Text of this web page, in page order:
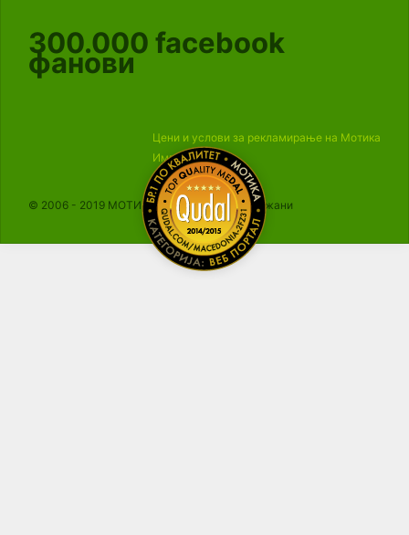
300.000 facebook
фанови
Цени и услови за рекламирање на Мотика
Импресум
© 2006 - 2019 МОТИКА, Сите права се задржани